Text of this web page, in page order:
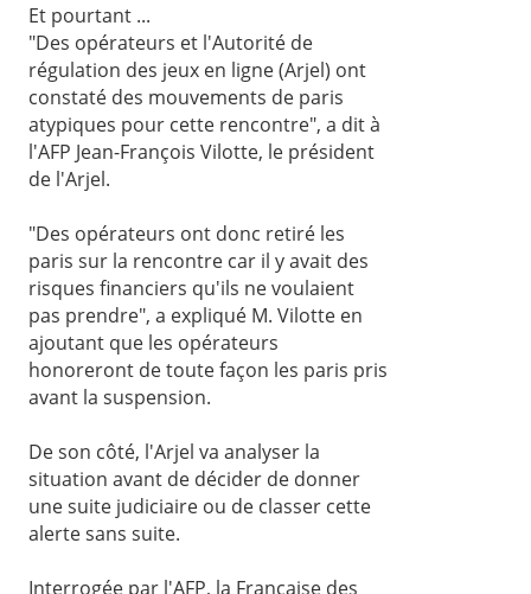
Et pourtant ...
"Des opérateurs et l'Autorité de
régulation des jeux en ligne (Arjel) ont
constaté des mouvements de paris
atypiques pour cette rencontre", a dit à
l'AFP Jean-François Vilotte, le président
de l'Arjel.
"Des opérateurs ont donc retiré les
paris sur la rencontre car il y avait des
risques financiers qu'ils ne voulaient
pas prendre", a expliqué M. Vilotte en
ajoutant que les opérateurs
honoreront de toute façon les paris pris
avant la suspension.
De son côté, l'Arjel va analyser la
situation avant de décider de donner
une suite judiciaire ou de classer cette
alerte sans suite.
Interrogée par l'AFP, la Française des